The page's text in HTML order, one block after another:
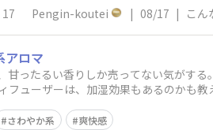
17 Pengin-koutei | 08/17 | こん
アロマ
ったるい香りしか売ってない気がする。
フューザーは、加湿効果もあるのかも教
さわやか系 爽快感